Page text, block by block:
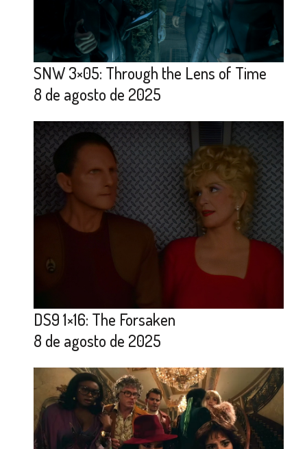
SNW 3×05: Through the Lens of Time
8 de agosto de 2025
DS9 1×16: The Forsaken
8 de agosto de 2025